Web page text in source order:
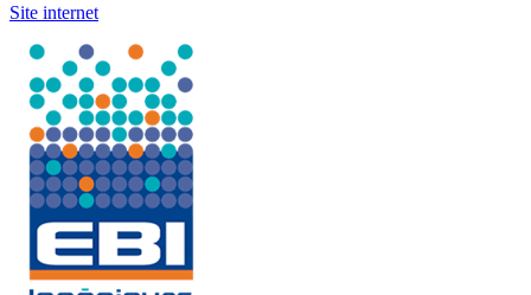
Site internet